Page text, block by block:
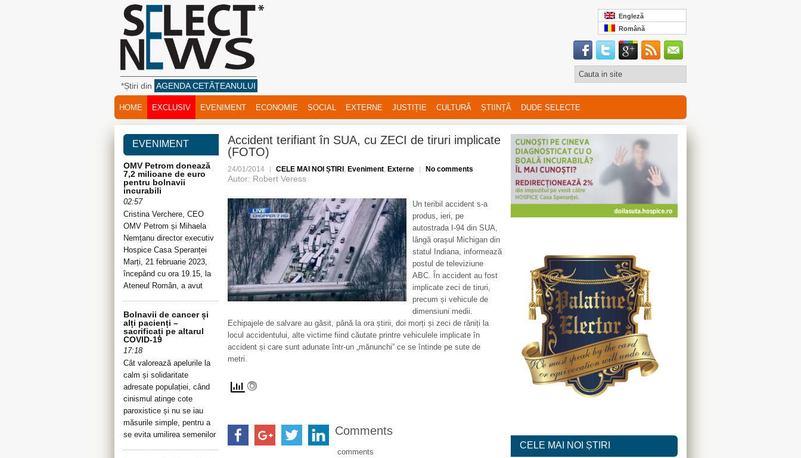
*Știri din AGENDA CETĂȚEANULUI
Engleză
Română
HOME EXCLUSIV EVENIMENT ECONOMIE SOCIAL EXTERNE JUSTIȚIE CULTURĂ ȘTIINȚĂ DUDE SELECTE
Accident terifiant în SUA, cu ZECI de tiruri implicate
(FOTO)
24/01/2014 CELE MAI NOI ȘTIRI , Eveniment, Externe No comments
Autor: Robert Veress
Un teribil accident s-a
produs, ieri, pe
autostrada I-94 din SUA,
lângă orașul Michigan din
statul Indiana, informează
postul de televiziune
ABC. În accident au fost
implicate zeci de tiruri,
precum și vehicule de
dimensiuni medii.
Echipajele de salvare au găsit, până la ora știrii, doi morți și zeci de răniți la
locul accidentului, alte victime fiind căutate printre vehiculele implicate în
accident și care sunt adunate într-un „mănunchi” ce se întinde pe sute de
metri.
Comments
comments
EVENIMENT
OMV Petrom donează
7,2 milioane de euro
pentru bolnavii
incurabili
02:57
Cristina Verchere, CEO
OMV Petrom și Mihaela
Nemțanu director executiv
Hospice Casa Speranței
Marți, 21 februarie 2023,
începând cu ora 19.15, la
Ateneul Român, a avut
Bolnavii de cancer și
alți pacienți –
sacrificați pe altarul
COVID-19
17:18
Cât valorează apelurile la
calm și solidaritate
adresate populației, când
cinismul atinge cote
paroxistice și nu se iau
măsurile simple, pentru a
se evita umilirea semenilor
CELE MAI NOI ȘTIRI